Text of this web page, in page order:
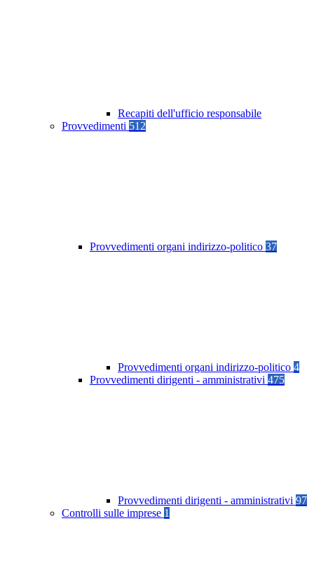
Recapiti dell'ufficio responsabile
Provvedimenti 512
Provvedimenti organi indirizzo-politico 37
Provvedimenti organi indirizzo-politico 4
Provvedimenti dirigenti - amministrativi 475
Provvedimenti dirigenti - amministrativi 97
Controlli sulle imprese 1